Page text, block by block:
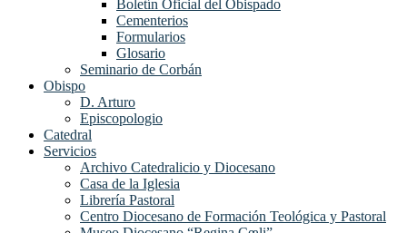
Boletín Oficial del Obispado
Cementerios
Formularios
Glosario
Seminario de Corbán
Obispo
D. Arturo
Episcopologio
Catedral
Servicios
Archivo Catedralicio y Diocesano
Casa de la Iglesia
Librería Pastoral
Centro Diocesano de Formación Teológica y Pastoral